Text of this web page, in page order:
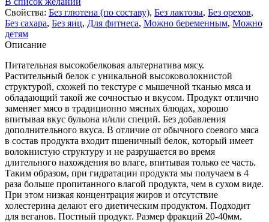
Свойства: Без глютена (по составу), Без лактозы, Без орехов,
Без сахара, Без яиц, Для фитнеса, Можно беременным, Можно
детям
Описание
Питательная высокобелковая альтернатива мясу.
Растительный белок с уникальной высоковолокнистой
структурой, схожей по текстуре с мышечной тканью мяса и
обладающий такой же сочностью и вкусом. Продукт отлично
заменяет мясо в традиционно мясных блюдах, хорошо
впитывая вкус бульона и/или специй. Без добавления
дополнительного вкуса. В отличие от обычного соевого мяса
в состав продукта входит пшеничный белок, который имеет
волокнистую структуру и не разрушается во время
длительного нахождения во влаге, впитывая только ее часть.
Таким образом, при гидратации продукта мы получаем в 4
раза больше пропитанного влагой продукта, чем в сухом виде.
При этом низкая концентрация жиров и отсутствие
холестерина делают его диетическим продуктом. Подходит
для веганов. Постный продукт. Размер фракций 20-40мм.